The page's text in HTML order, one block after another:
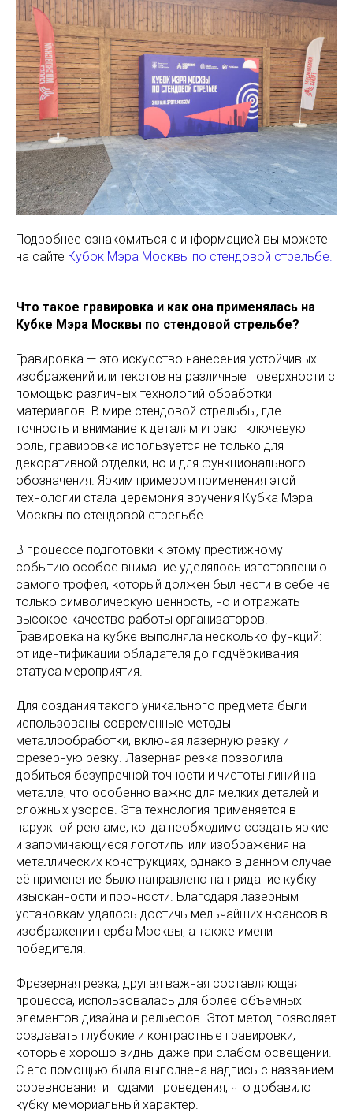
Подробнее ознакомиться с информацией вы можете
на сайте Кубок Мэра Москвы по стендовой стрельбе.
Что такое гравировка и как она применялась на
Кубке Мэра Москвы по стендовой стрельбе?
Гравировка — это искусство нанесения устойчивых
изображений или текстов на различные поверхности с
помощью различных технологий обработки
материалов. В мире стендовой стрельбы, где
точность и внимание к деталям играют ключевую
роль, гравировка используется не только для
декоративной отделки, но и для функционального
обозначения. Ярким примером применения этой
технологии стала церемония вручения Кубка Мэра
Москвы по стендовой стрельбе.
В процессе подготовки к этому престижному
событию особое внимание уделялось изготовлению
самого трофея, который должен был нести в себе не
только символическую ценность, но и отражать
высокое качество работы организаторов.
Гравировка на кубке выполняла несколько функций:
от идентификации обладателя до подчёркивания
статуса мероприятия.
Для создания такого уникального предмета были
использованы современные методы
металлообработки, включая лазерную резку и
фрезерную резку. Лазерная резка позволила
добиться безупречной точности и чистоты линий на
металле, что особенно важно для мелких деталей и
сложных узоров. Эта технология применяется в
наружной рекламе, когда необходимо создать яркие
и запоминающиеся логотипы или изображения на
металлических конструкциях, однако в данном случае
её применение было направлено на придание кубку
изысканности и прочности. Благодаря лазерным
установкам удалось достичь мельчайших нюансов в
изображении герба Москвы, а также имени
победителя.
Фрезерная резка, другая важная составляющая
процесса, использовалась для более объёмных
элементов дизайна и рельефов. Этот метод позволяет
создавать глубокие и контрастные гравировки,
которые хорошо видны даже при слабом освещении.
С его помощью была выполнена надпись с названием
соревнования и годами проведения, что добавило
кубку мемориальный характер.